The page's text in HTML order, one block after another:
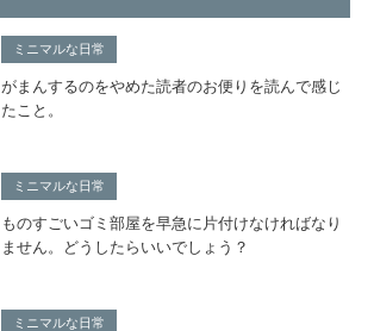
ミニマルな日常
がまんするのをやめた読者のお便りを読んで感じ
たこと。
ミニマルな日常
ものすごいゴミ部屋を早急に片付けなければなり
ません。どうしたらいいでしょう？
ミニマルな日常